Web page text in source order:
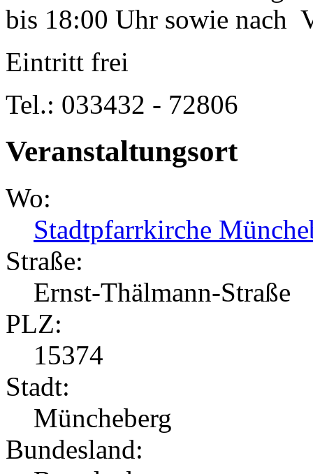
bis 18:00 Uhr sowie nach
Eintritt frei
Tel.: 033432 - 72806
Veranstaltungsort
Wo:
Stadtpfarrkirche
Straße:
Ernst-Thälmann-Straße
PLZ:
15374
Stadt:
Müncheberg
Bundesland: